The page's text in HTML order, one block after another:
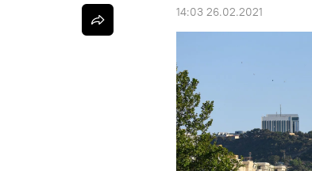
14:03 26.02.2021